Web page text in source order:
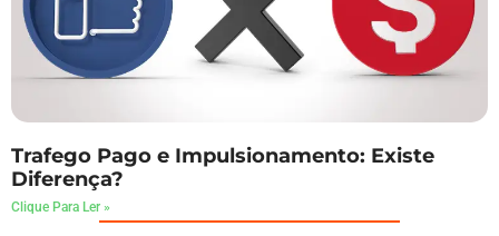
Trafego Pago e Impulsionamento: Existe
Diferença?
Clique Para Ler »